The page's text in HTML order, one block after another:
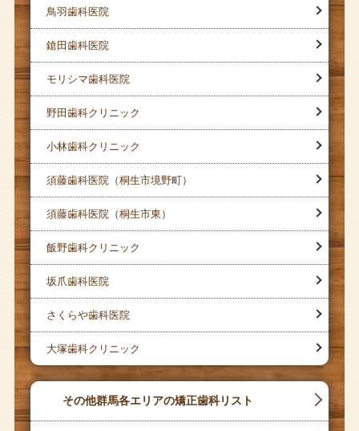
鳥羽歯科医院
鎗田歯科医院
モリシマ歯科医院
野田歯科クリニック
小林歯科クリニック
須藤歯科医院（桐生市境野町）
須藤歯科医院（桐生市東）
飯野歯科クリニック
坂爪歯科医院
さくらや歯科医院
大塚歯科クリニック
その他群馬各エリアの矯正歯科リスト